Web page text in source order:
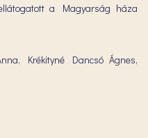
a Magyarság háza
Krékityné Dancsó Ágnes,